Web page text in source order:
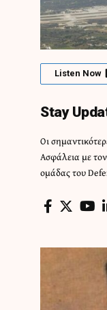
Listen Now
Stay
Οι
Ασφάλεια με
ομάδας του